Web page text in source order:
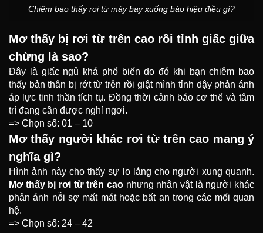
Chiêm bao thấy rơi từ máy bay xuống báo hiệu điều gì?
Mơ thấy bị rơi từ trên cao rồi tỉnh giấc giữa
chừng là sao?
Đây là giấc ngủ khá phổ biến do đó khi bạn chiêm bao
thấy bản thân bị rớt từ trên rồi giật mình tỉnh dậy phản ánh
áp lực tinh thần tích tụ. Đồng thời cảnh báo cơ thể và tâm
trí đang cần được nghỉ ngơi.
=> Chọn số: 01 – 10
Mơ thấy người khác rơi từ trên cao mang ý
nghĩa gì?
Hình ảnh này cho thấy sự lo lắng cho người xung quanh.
Mơ thấy bị rơi từ trên cao nhưng nhân vật là người khác
phản ánh nỗi sợ mất mát hoặc bất an trong các mối quan
hệ.
=> Chọn số: 24 – 42